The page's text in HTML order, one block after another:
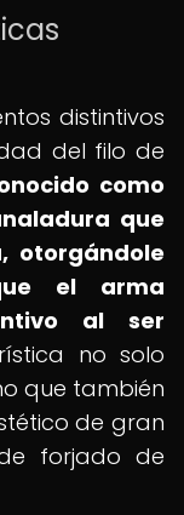
distintivos
del filo de
como
que
otorgándole
el arma
al ser
no solo
que también
de gran
forjado de